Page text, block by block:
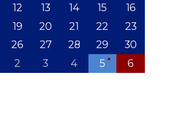
12 13 14 15
16
19 20 21 22
23
26 27 28 29
30
2 3 4 5 6